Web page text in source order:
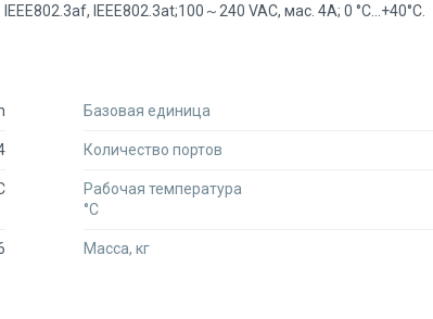
IEEE802.3at;100～240 VAC, мас. 4A; 0 °C...+40°C.
Базовая единица
Количество портов
Рабочая температура
°C
Масса, кг